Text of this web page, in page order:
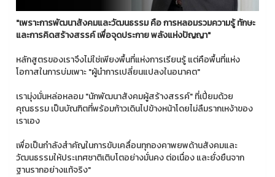
"เพราะการพัฒนาสังคมและวัฒนธรรม คือ การหลอมรวมความรู้ ทักษะ
และการคิดสร้างสรรค์ เพื่อจุดประกาย พลังแห่งปัญญา"
หลักสูตรของเราจึงไม่ใช่เพียงพื้นที่แห่งการเรียนรู้ แต่คือพื้นที่แห่ง
โอกาสในการบ่มเพาะ "ผู้นำการเปลี่ยนแปลงในอนาคต"
เรามุ่งมั่นหล่อหลอม "นักพัฒนาสังคมผู้สร้างสรรค์" ที่เปี่ยมด้วย
คุณธรรม เป็นบัณฑิตที่พร้อมก้าวเดินไปข้างหน้าโดยไม่ลืมรากเหง้าของ
เราเอง
เพื่อเป็นกำลังสำคัญในการขับเคลื่อนทุกองคาพยพด้านสังคมและ
วัฒนธรรมให้ประเทศชาติเติบโตอย่างมั่นคง ต่อเนื่อง และยั่งยืนจาก
ฐานรากอย่างแท้จริง"